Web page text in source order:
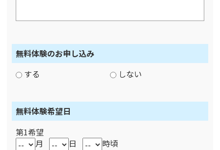
無料体験のお申し込み
する
しない
無料体験希望日
第1希望
月
日 時頃